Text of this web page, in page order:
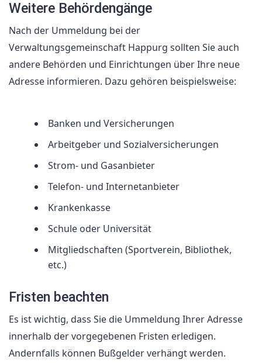
Weitere Behördengänge
Nach der Ummeldung bei der
Verwaltungsgemeinschaft Happurg sollten Sie auch
andere Behörden und Einrichtungen über Ihre neue
Adresse informieren. Dazu gehören beispielsweise:
Banken und Versicherungen
Arbeitgeber und Sozialversicherungen
Strom- und Gasanbieter
Telefon- und Internetanbieter
Krankenkasse
Schule oder Universität
Mitgliedschaften (Sportverein, Bibliothek,
etc.)
Fristen beachten
Es ist wichtig, dass Sie die Ummeldung Ihrer Adresse
innerhalb der vorgegebenen Fristen erledigen.
Andernfalls können Bußgelder verhängt werden.